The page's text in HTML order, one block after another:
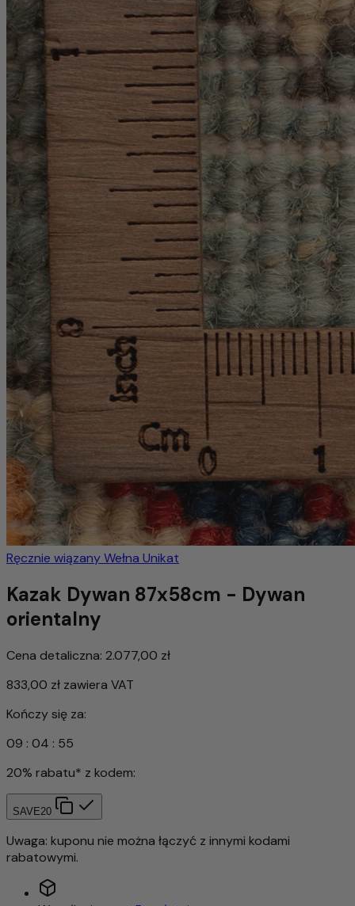
Ręcznie wiązanyWełna Unikat
Kazak Dywan 87x58cm - Dywan
orientalny
Cena detaliczna: 2.077,00 zł
833,00 zł zawiera VAT
Kończy się za:
09 : 04 : 52
20% rabatu* z kodem:
SAVE20
Uwaga: kuponu nie można łączyć z innymi kodami
rabatowymi.